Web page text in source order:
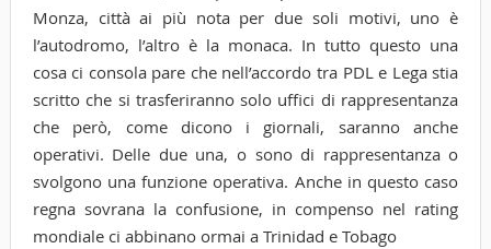
Monza, città ai più nota per due soli motivi, uno è
l’autodromo, l’altro è la monaca. In tutto questo una
cosa ci consola pare che nell’accordo tra PDL e Lega stia
scritto che si trasferiranno solo uffici di rappresentanza
che però, come dicono i giornali, saranno anche
operativi. Delle due una, o sono di rappresentanza o
svolgono una funzione operativa. Anche in questo caso
regna sovrana la confusione, in compenso nel rating
mondiale ci abbinano ormai a Trinidad e Tobago